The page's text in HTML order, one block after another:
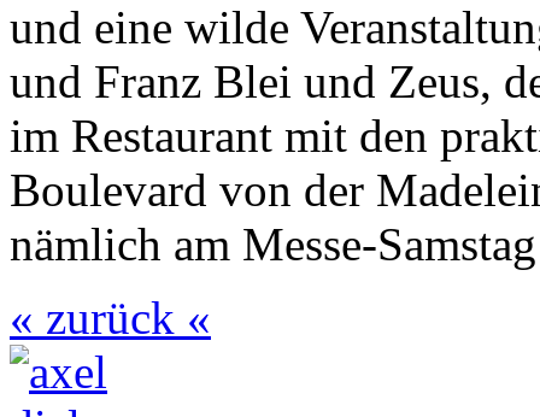
und eine wilde
und Franz Blei und Zeus,
im Restaurant mit den
Boulevard von der
nämlich am Messe-
« zurück «